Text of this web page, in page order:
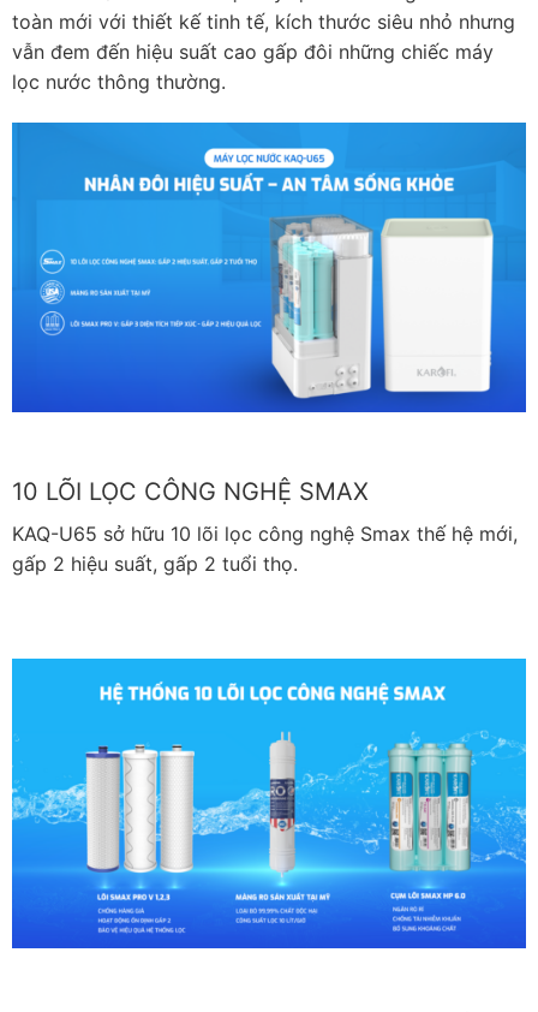
toàn mới với thiết kế tinh tế, kích thước siêu nhỏ nhưng
vẫn đem đến hiệu suất cao gấp đôi những chiếc máy
lọc nước thông thường.
10 LÕI LỌC CÔNG NGHỆ SMAX
KAQ-U65 sở hữu 10 lõi lọc công nghệ Smax thế hệ mới,
gấp 2 hiệu suất, gấp 2 tuổi thọ.